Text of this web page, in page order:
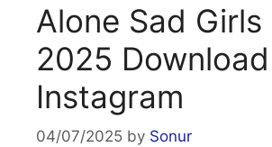
Alone Sad Girls
2025
Instagram
04/07/2025 by Sonur